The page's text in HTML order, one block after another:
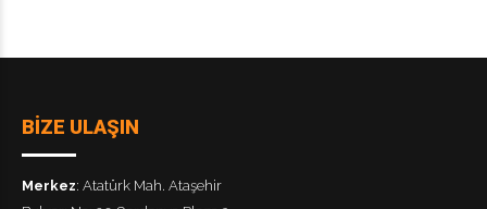
BİZE ULAŞIN
Merkez: Atatürk Mah. Ataşehir